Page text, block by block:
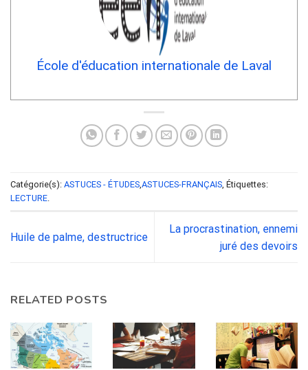
École d'éducation internationale de Laval
Catégorie(s): ASTUCES - ÉTUDES ASTUCES-FRANÇAIS , Étiquettes:
LECTURE
Huile de palme, destructrice
La procrastination, ennemi
juré des devoirs
RELATED POSTS